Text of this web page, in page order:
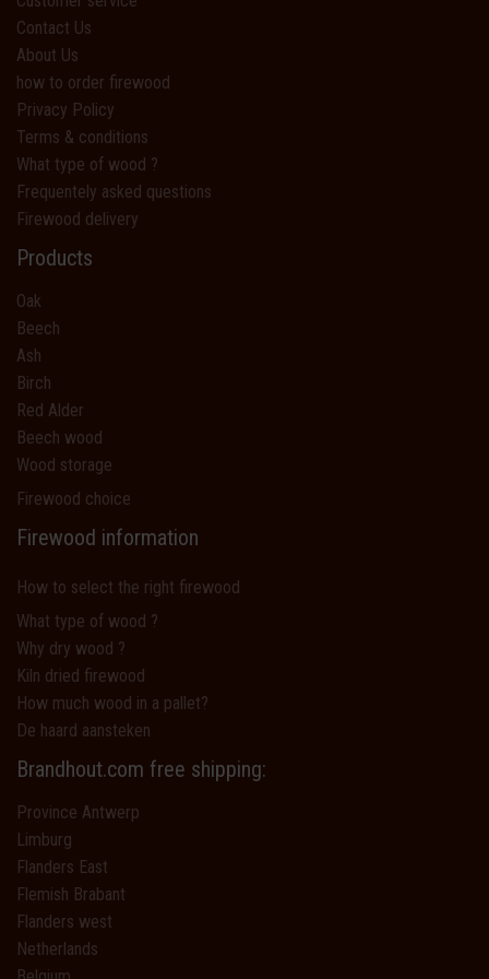
Contact Us
About Us
how to order firewood
Privacy Policy
Terms & conditions
What type of wood ?
Frequentely asked questions
Firewood delivery
Products
Oak
Beech
Ash
Birch
Red Alder
Beech wood
Wood storage
Firewood choice
Firewood information
How to select the right firewood
What type of wood ?
Why dry wood ?
Kiln dried firewood
How much wood in a pallet?
De haard aansteken
Brandhout.com free shipping:
Province Antwerp
Limburg
Flanders East
Flemish Brabant
Flanders west
Netherlands